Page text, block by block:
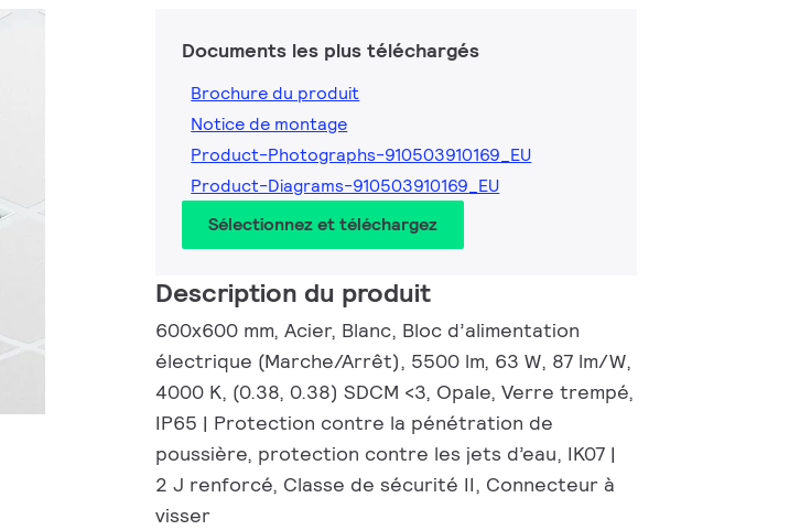
Documents les plus téléchargés
Brochure du produit
Notice de montage
Product-Photographs-910503910169_EU
Product-Diagrams-910503910169_EU
Sélectionnez et téléchargez
Description du produit
600x600 mm, Acier, Blanc, Bloc d’alimentation
électrique (Marche/Arrêt), 5500 lm, 63 W, 87 lm/W,
4000 K, (0.38, 0.38) SDCM <3, Opale, Verre trempé,
IP65 | Protection contre la pénétration de
poussière, protection contre les jets d’eau, IK07 |
2 J renforcé, Classe de sécurité II, Connecteur à
visser